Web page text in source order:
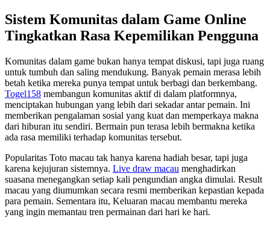
Sistem Komunitas dalam Game Online
Tingkatkan Rasa Kepemilikan Pengguna
Komunitas dalam game bukan hanya tempat diskusi, tapi juga ruang
untuk tumbuh dan saling mendukung. Banyak pemain merasa lebih
betah ketika mereka punya tempat untuk berbagi dan berkembang.
Togel158 membangun komunitas aktif di dalam platformnya,
menciptakan hubungan yang lebih dari sekadar antar pemain. Ini
memberikan pengalaman sosial yang kuat dan memperkaya makna
dari hiburan itu sendiri. Bermain pun terasa lebih bermakna ketika
ada rasa memiliki terhadap komunitas tersebut.
Popularitas Toto macau tak hanya karena hadiah besar, tapi juga
karena kejujuran sistemnya. Live draw macau menghadirkan
suasana menegangkan setiap kali pengundian angka dimulai. Result
macau yang diumumkan secara resmi memberikan kepastian kepada
para pemain. Sementara itu, Keluaran macau membantu mereka
yang ingin memantau tren permainan dari hari ke hari.